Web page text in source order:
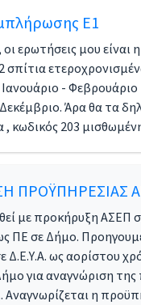
Ε1
ερωτήσεις μου είναι
σπίτια
- Φεβρουάριο
Άρα θα τα
, κωδικός 203
ΠΡΟΫΠΗΡΕΣΙΑΣ
με προκήρυξη ΑΣΕΠ
ΠΕ σε Δήμο.
Δ.Ε.Υ.Α. ως αορίστου
για αναγνώριση
Αναγνωρίζεται η